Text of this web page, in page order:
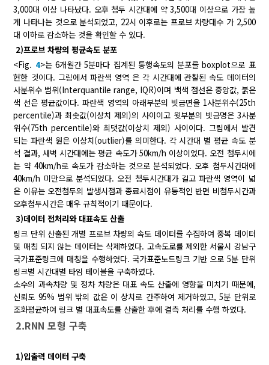
3,000대 이상 나타났다. 오후 첨두 시간대에 약 3,500대 이상으로 가장 높
게 나타나는 것으로 분석되었고, 22시 이후로는 프로브 차량대수 가 2,500
대 이하로 감소하는 것을 확인할 수 있다.
2)프로브 차량의 평균속도 분포
<Fig. 4>는 6개월간 5분마다 집계된 통행속도의 분포를 boxplot으로 표
현한 것이다. 그림에서 파란색 영역 은 각 시간대에 관찰된 속도 데이터의
사분위수 범위(Interquantile range, IQR)이며 백색 점선은 중앙값, 붉은
색 선은 평균값이다. 파란색 영역의 아래부분의 빗금면을 1사분위수(25th
percentile)과 최솟값(이상치 제외)의 사이이고 윗부분의 빗금명은 3사분
위수(75th percentile)와 최댓값(이상치 제외) 사이이다. 그림에서 발견
되는 파란색 원은 이상치(outlier)를 의미한다. 각 시간대 별 평균 속도 분
석 결과, 새벽 시간대에는 평균 속도가 50km/h 이상이었다. 오전 첨두시에
는 약 40km/h로 속도가 감소하는 것으로 분석되었다. 오후 첨두시간대에
40km/h 미만으로 분석되었다. 오전 첨두시간대가 길고 파란색 영역이 넓
은 이유는 오전첨두의 발생시점과 종료시점이 유동적인 반면 비첨두시간과
오후첨두시간은 매우 규칙적이기 때문이다.
3)데이터 전처리와 대표속도 산출
링크 단위 산출된 개별 프로브 차량의 속도 데이터를 수집하여 중복 데이터
및 매칭 되지 않는 데이터는 삭제하였다. 고속도로를 제외한 서울시 강남구
국가표준링크에 매칭을 수행하였다. 국가표준노드링크 기반 으로 5분 단위
링크별 시간대별 타임 테이블을 구축하였다.
소수의 과속차량 및 정차 차량은 대표 속도 산출에 영향을 미치기 때문에,
신뢰도 95% 범위 밖의 값은 이 상치로 간주하여 제거하였고, 5분 단위로
조화평균하여 링크 별 대표속도를 산출한 후에 결측 처리를 수행 하였다.
2.RNN 모형 구축
1)입출력 데이터 구축